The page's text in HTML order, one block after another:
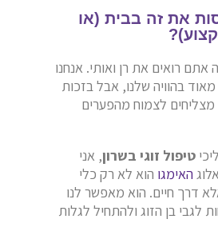
את זה בבית (או
רואים את רן ואותי. אנחנו
מאוד בהוויה שלנו, אבל בזכות
מצליחים לצמוח מהפערים
טיפול זוגי בשרון, אני
האימגו הוא לא רק כלי
דרך חיים. הוא מאפשר לנו
לגבי בן הזוג ולהתחיל לגלות